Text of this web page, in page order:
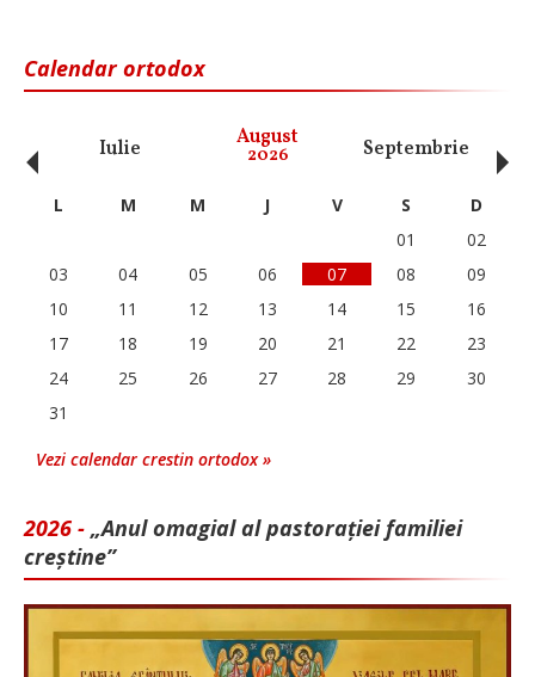
Calendar ortodox
Iulie August
2026 Septembrie
‹ L M M J V S
D
01
02
03
04 05 06 07 08
09
10
11 12 13 14 15
16
17
18 19 20 21 22
23
24
25 26 27 28 29
30
31
Vezi calendar crestin ortodox »
2026 - „Anul omagial al pastorației familiei
creștine”